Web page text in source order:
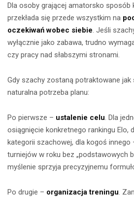
Dla osoby grającej amatorsko sposób
przekłada się przede wszystkim na
oczekiwań wobec siebie. Jeśli
wyłącznie jako zabawa, trudno
czy pracy nad słabszymi stronami.
Gdy szachy zostaną potraktowane jak
naturalna potrzeba planu:
Po pierwsze – ustalenie celu. Dla
osiągnięcie konkretnego rankingu Elo,
kategorii szachowej, dla kogoś innego
turniejów w roku bez „podstawowych
myślenie sprzyja precyzyjnemu
Po drugie – organizacja treningu.